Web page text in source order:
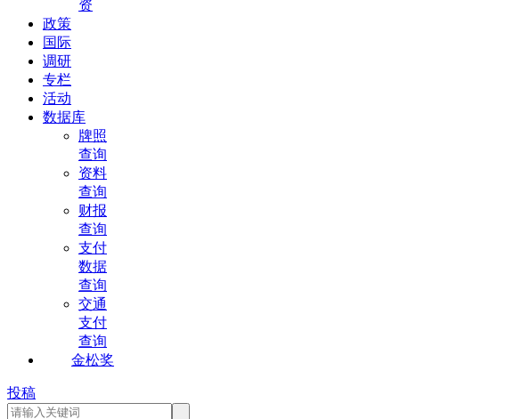
资
政策
国际
调研
专栏
活动
数据库
牌照
查询
资料
查询
财报
查询
支付
数据
查询
交通
支付
查询
金松奖
投稿